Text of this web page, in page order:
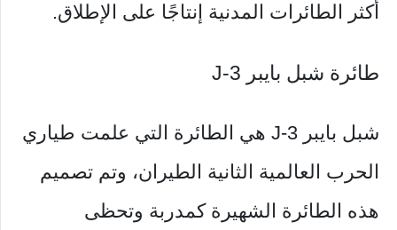
أكثر الطائرات المدنية إنتاجًا على الإطلاق.
طائرة شبل بايبر J-3
شبل بايبر J-3 هي الطائرة التي علمت طياري
الحرب العالمية الثانية الطيران، وتم تصميم
هذه الطائرة الشهيرة كمدربة وتحظى